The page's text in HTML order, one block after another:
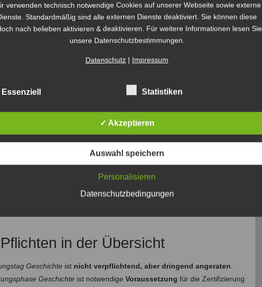
finden Sie im ersten Semester über das Online-Angebot der
am
Dienstag und Mittwoch in der Woche vor
einen HRZ-Account und die Zertifizierung
nicht vorliegt, bitte unbedingt vor der Anmeldephase(!) bei Dr. Peter
und Eröffnung des
Sie im ersten Semester – noch vor Anmeldung zu den Prüfungen
geschieht durch die sogenannteErstmeldungbeimZentralen
Studienberatung zu Studienbeginn. Dieses erhalten Sie duch
in der Übersicht
Geschichte ist nicht verpflichtend, aber dringend angeraten
Geschichte ist notwendigeVoraussetzungfür die Zertifizierung
verwenden technisch notwendige Cookies auf unserer Webseite sowie externe
Standardmäßig sind alle externen Dienste deaktiviert. Sie können diese
nach belieben aktivieren & deaktivieren. Für weitere Informationen lesen Sie
unsere Datenschutzbestimmungen.
Datenschutz | Impressum
Essenziell Statistiken
✓ Akzeptieren
Auswahl speichern
Personalisieren
Datenschutzbedingungen